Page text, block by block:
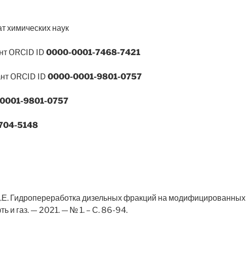
химических наук
ORCID ID 0000-0001-7468-7421
ORCID ID 0000-0001-9801-0757
9801-0757
5148
Гидропереработка дизельных фракций на модифицированных
и газ. — 2021. — № 1. – С. 86-94.